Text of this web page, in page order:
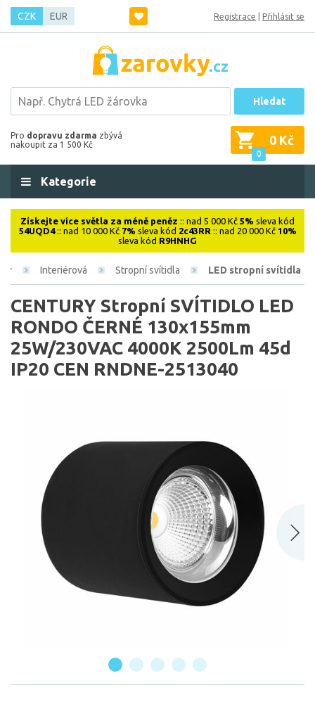
CZK EUR Registrace Přihlásit se
Hledat
Pro dopravu zdarma zbývá
nakoupit za 1 500 Kč
0
0 Kč
Kategorie
Získejte více světla za méně peněz :: nad 5 000 Kč 5% sleva kód
54UQD4:: nad 10 000 Kč 7% sleva kód 2c43RR :: nad 20 000 Kč 10%
sleva kód R9HNHG
Interiérová Stropní svítidla LED stropní svítidla
CENTURY Stropní SVÍTIDLO LED
RONDO ČERNÉ 130x155mm
25W/230VAC 4000K 2500Lm 45d
IP20 CEN RNDNE-2513040